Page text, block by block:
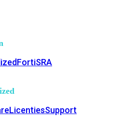
FortiSRA
LicentiesSupport